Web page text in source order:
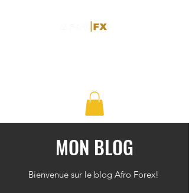
MON BLOG
Bienvenue sur le blog Afro Forex!